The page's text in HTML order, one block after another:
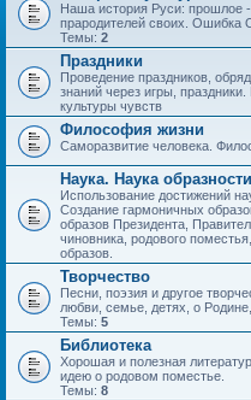
Наша история Руси: прошлое
прародителей своих. Ошибка
Темы: 2
Праздники
Проведение праздников,
знаний через игры,
культуры чувств
Философия жизни
Саморазвитие человека.
Наука. Наука
Использование достижений
Создание гармоничных
образов Президента,
чиновника, родового
образов.
Творчество
Песни, поэзия и другое
любви, семье, детях, о
Темы: 5
Библиотека
Хорошая и полезная
идею о родовом поместье.
Темы: 8